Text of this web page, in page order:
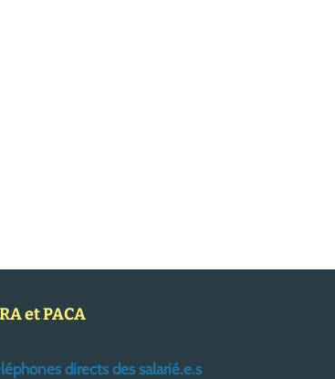
et PACA
directs des salarié.e.s